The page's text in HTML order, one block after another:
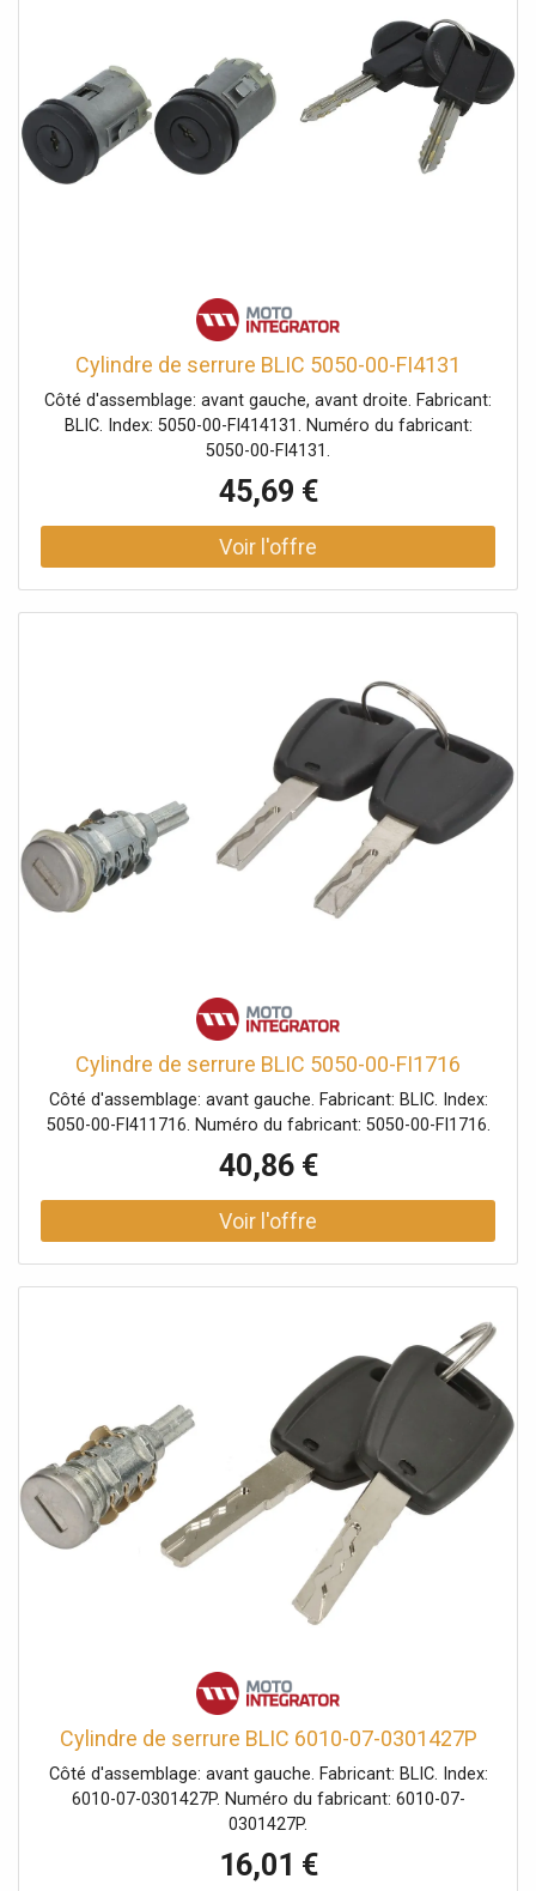
Cylindre de serrure BLIC 5050-00-FI4131
Côté d'assemblage: avant gauche, avant droite. Fabricant:
BLIC. Index: 5050-00-FI414131. Numéro du fabricant:
5050-00-FI4131.
45,69 €
Cylindre de serrure BLIC 5050-00-FI1716
Côté d'assemblage: avant gauche. Fabricant: BLIC. Index:
5050-00-FI411716. Numéro du fabricant: 5050-00-FI1716.
40,86 €
Cylindre de serrure BLIC 6010-07-0301427P
Côté d'assemblage: avant gauche. Fabricant: BLIC. Index:
6010-07-0301427P. Numéro du fabricant: 6010-07-
0301427P.
16,01 €